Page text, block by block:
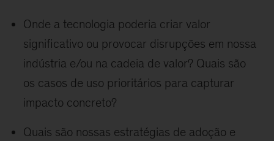
Onde a tecnologia poderia criar valor
significativo ou provocar disrupções em nossa
indústria e/ou na cadeia de valor? Quais são
os casos de uso prioritários para capturar
impacto concreto?
Quais são nossas estratégias de adoção e